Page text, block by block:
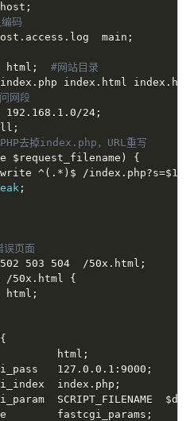
;
码
main ;
html
;
#网站目录
index.html
网段
192.168.1.0/24
;
;
去掉index.php，URL重写
$request_filename )
{
^
( .* ) $ /index.php?s=$1
;
页面
503 504  /50x.html ;
/50x.html {
html
;
{
html
;
127.0.0.1:9000
;
index.php
;
SCRIPT_FILENAME
fastcgi_params
;